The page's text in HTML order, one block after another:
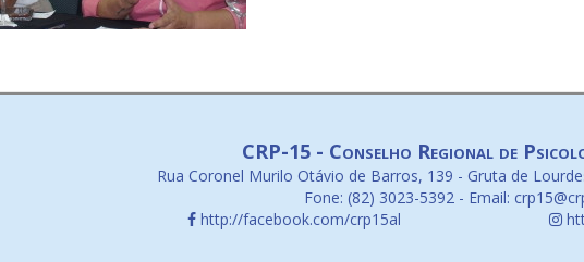
CRP-15 - Conselho Regional de
Rua Coronel Murilo Otávio de Barros, 139 - Gruta de
Fone: (82) 3023-5392 - Email:
http://facebook.com/crp15al